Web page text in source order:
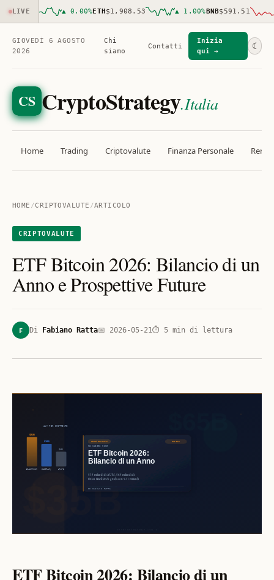
LIVE ▲ 0.00%ETH$1,908.53 ▲ 1.00%BNB$591.51
GIOVEDÌ 6 AGOSTO
2026
Chi
siamo
Contatti
Inizia
qui →
☾
CS CryptoStrategy.Italia
Home Trading Criptovalute Finanza Personale
HOME /CRIPTOVALUTE /ARTICOLO
CRIPTOVALUTE
ETF Bitcoin 2026: Bilancio di un
Anno e Prospettive Future
F Di Fabiano Ratta📅 2026-05-21⏱ 5 min di lettura
ETF Bitcoin 2026: Bilancio di un